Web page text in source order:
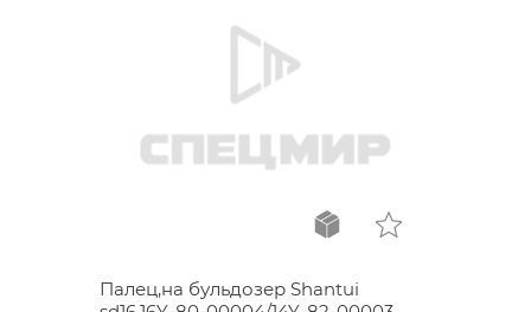
Палец,на бульдозер Shantui